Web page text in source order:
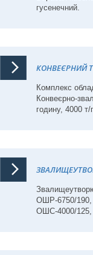
гусенечний.
КОНВЕЄРНИЙ
Комплекс
Конвеєрно-
годину, 4000
ОШР-6750/
ОШС-4000/